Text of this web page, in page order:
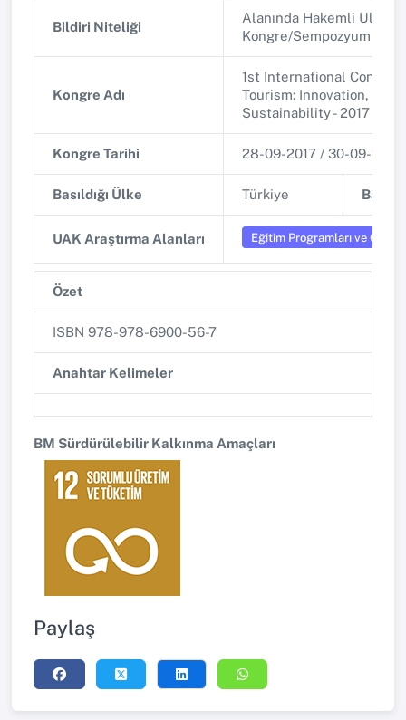
Bildiri Niteliği
Alanında Hakemli
Kongre/Sempozyum
Kongre Adı
1st International
Tourism: Innovation,
Sustainability - 2017
Kongre Tarihi 28-09-2017 / 30-09-2017
Basıldığı Ülke Türkiye
UAK Araştırma Alanları Eğitim Programları ve
Özet
ISBN 978-978-6900-56-7
Anahtar Kelimeler
BM Sürdürülebilir Kalkınma Amaçları
Paylaş